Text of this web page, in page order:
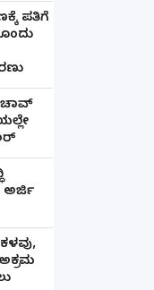
ಪತಿಗೆ